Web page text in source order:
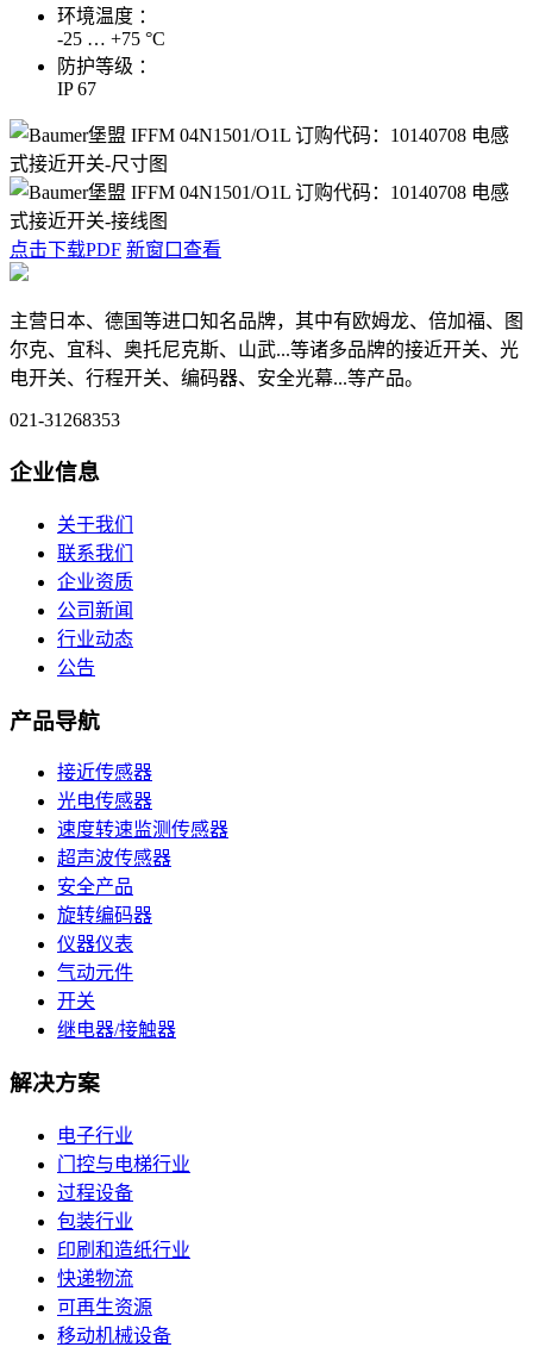
环境温度 ：
-25 … +75 °C
防护等级 ：
IP 67
点击下载PDF 新窗口查看
主营日本、德国等进口知名品牌，其中有欧姆龙、倍加福、图
尔克、宜科、奥托尼克斯、山武...等诸多品牌的接近开关、光
电开关、行程开关、编码器、安全光幕...等产品。
021-31268353
企业信息
关于我们
联系我们
企业资质
公司新闻
行业动态
公告
产品导航
接近传感器
光电传感器
速度转速监测传感器
超声波传感器
安全产品
旋转编码器
仪器仪表
气动元件
开关
继电器/接触器
解决方案
电子行业
门控与电梯行业
过程设备
包装行业
印刷和造纸行业
快递物流
可再生资源
移动机械设备